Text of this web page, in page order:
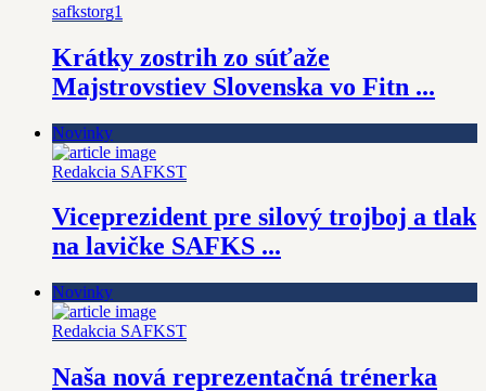
safkstorg1
Krátky zostrih zo súťaže
Majstrovstiev Slovenska vo Fitn ...
Novinky
Redakcia SAFKST
Viceprezident pre silový trojboj a tlak
na lavičke SAFKS ...
Novinky
Redakcia SAFKST
Naša nová reprezentačná trénerka